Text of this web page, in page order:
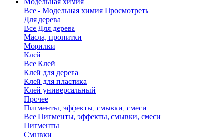
Модельная химия
Все - Модельная химия Просмотреть
Для дерева
Все Для дерева
Масла, пропитки
Морилки
Клей
Все Клей
Клей для дерева
Клей для пластика
Клей универсальный
Прочее
Пигменты, эффекты, смывки, смеси
Все Пигменты, эффекты, смывки, смеси
Пигменты
Смывки